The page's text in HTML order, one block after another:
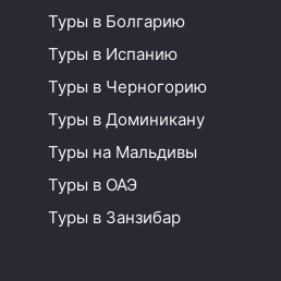
Туры в Болгарию
Туры в Испанию
Туры в Черногорию
Туры в Доминикану
Туры на Мальдивы
Туры в ОАЭ
Туры в Занзибар